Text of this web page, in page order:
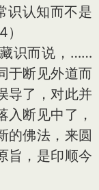
识认知而不是
识而说，……
于断见外道而
导了，对此并
入断见中了，
的佛法，来圆
旨，是印顺今